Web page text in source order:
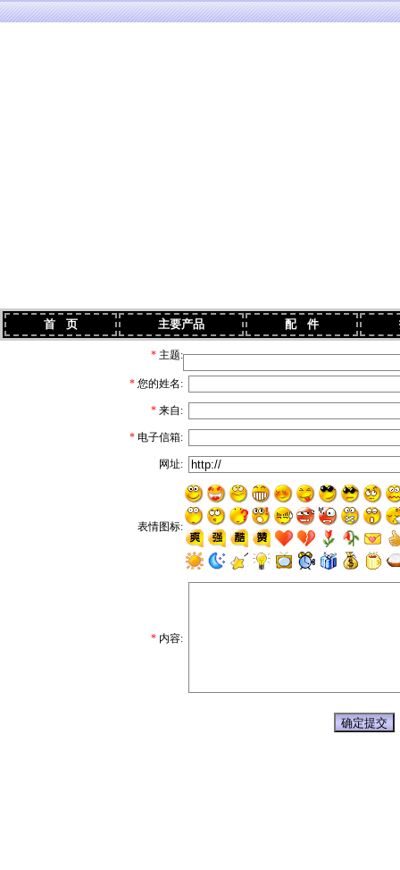
首 页 主要产品 配 件
* 主题:
* 您的姓名:
* 来自:
* 电子信箱:
网址:
表情图标:
* 内容: